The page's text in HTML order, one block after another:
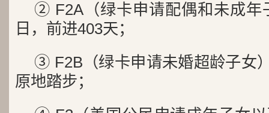
② F2A（绿卡申请配偶和未成年
日，前进403天；
③ F2B（绿卡申请未婚超龄子女
原地踏步；